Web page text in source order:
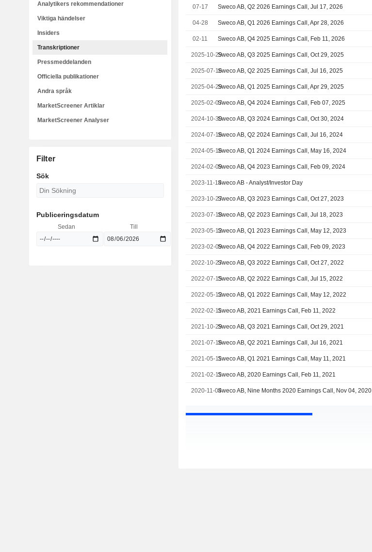
07-17 Sweco AB, Q2 2026 Earnings Call, Jul 17, 2026
04-28 Sweco AB, Q1 2026 Earnings Call, Apr 28, 2026
02-11 Sweco AB, Q4 2025 Earnings Call, Feb 11, 2026
2025-10-29Sweco AB, Q3 2025 Earnings Call, Oct 29, 2025
2025-07-16Sweco AB, Q2 2025 Earnings Call, Jul 16, 2025
2025-04-29Sweco AB, Q1 2025 Earnings Call, Apr 29, 2025
2025-02-07Sweco AB, Q4 2024 Earnings Call, Feb 07, 2025
2024-10-30Sweco AB, Q3 2024 Earnings Call, Oct 30, 2024
2024-07-16Sweco AB, Q2 2024 Earnings Call, Jul 16, 2024
2024-05-16Sweco AB, Q1 2024 Earnings Call, May 16, 2024
2024-02-09Sweco AB, Q4 2023 Earnings Call, Feb 09, 2024
2023-11-14Sweco AB - Analyst/Investor Day
2023-10-27Sweco AB, Q3 2023 Earnings Call, Oct 27, 2023
2023-07-18Sweco AB, Q2 2023 Earnings Call, Jul 18, 2023
2023-05-12Sweco AB, Q1 2023 Earnings Call, May 12, 2023
2023-02-09Sweco AB, Q4 2022 Earnings Call, Feb 09, 2023
2022-10-27Sweco AB, Q3 2022 Earnings Call, Oct 27, 2022
2022-07-15Sweco AB, Q2 2022 Earnings Call, Jul 15, 2022
2022-05-12Sweco AB, Q1 2022 Earnings Call, May 12, 2022
2022-02-11Sweco AB, 2021 Earnings Call, Feb 11, 2022
2021-10-29Sweco AB, Q3 2021 Earnings Call, Oct 29, 2021
2021-07-16Sweco AB, Q2 2021 Earnings Call, Jul 16, 2021
2021-05-11Sweco AB, Q1 2021 Earnings Call, May 11, 2021
2021-02-11Sweco AB, 2020 Earnings Call, Feb 11, 2021
2020-11-04Sweco AB, Nine Months 2020 Earnings Call, Nov 04, 2020
Analytikers rekommendationer
Viktiga händelser
Insiders
Transkriptioner
Pressmeddelanden
Officiella publikationer
Andra språk
MarketScreener Artiklar
MarketScreener Analyser
Filter
Sök
Publiceringsdatum
Sedan Till